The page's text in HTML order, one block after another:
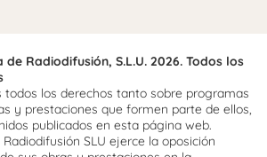
Radiodifusión, S.L.U. 2026. Todos los
los derechos tanto sobre programas
y prestaciones que formen parte de ellos,
publicados en esta página web.
SLU ejerce la oposición